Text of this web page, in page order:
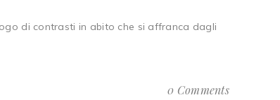
di contrasti in abito che si affranca dagli
0 Comments